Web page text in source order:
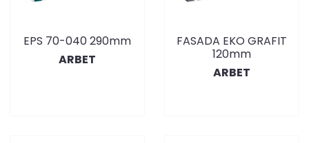
EPS 70-040 290mm
ARBET
FASADA EKO GRAFIT
120mm
ARBET